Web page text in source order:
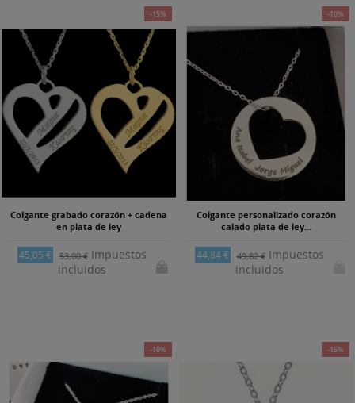
-15%
Colgante grabado corazón + cadena
en plata de ley
45,05 € 53,00 €Impuestos
incluidos
-10%
Colgante personalizado corazón
calado plata de ley...
44,84 € 49,82 €Impuestos
incluidos
-10% -15%